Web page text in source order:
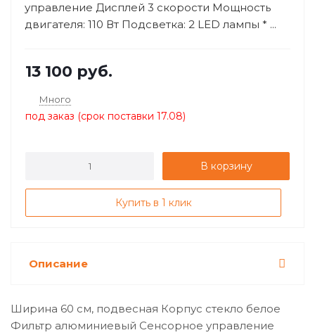
управление Дисплей 3 скорости Мощность
двигателя: 110 Вт Подсветка: 2 LED лампы * ...
13 100 руб.
Много
под заказ (срок поставки 17.08)
В корзину
Купить в 1 клик
Описание
Ширина 60 см, подвесная Корпус стекло белое
Фильтр алюминиевый Сенсорное управление